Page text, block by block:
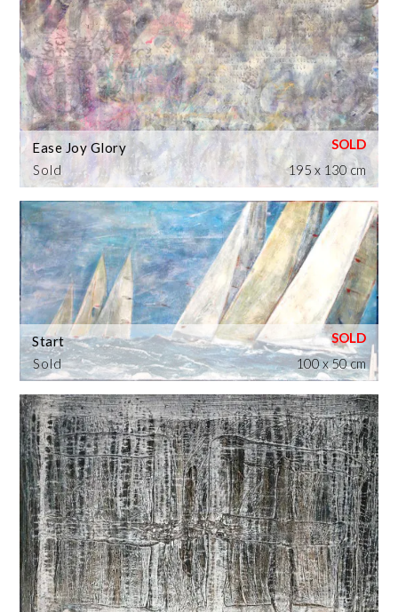
Sold
Ease Joy Glory
195 x 130 cm
Sold
Start
100 x 50 cm